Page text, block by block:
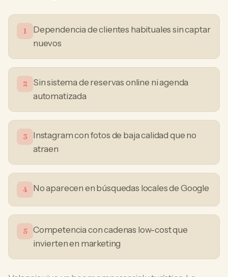
1
Dependencia de clientes habituales sin captar
nuevos
2
Sin sistema de reservas online ni agenda
automatizada
3
Instagram con fotos de baja calidad que no
atraen
4 No aparecen en búsquedas locales de Google
5
Competencia con cadenas low-cost que
invierten en marketing